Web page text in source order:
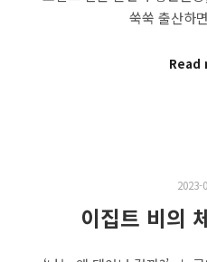
쑥쑥 출산하
Read
2023-
이집트 비의